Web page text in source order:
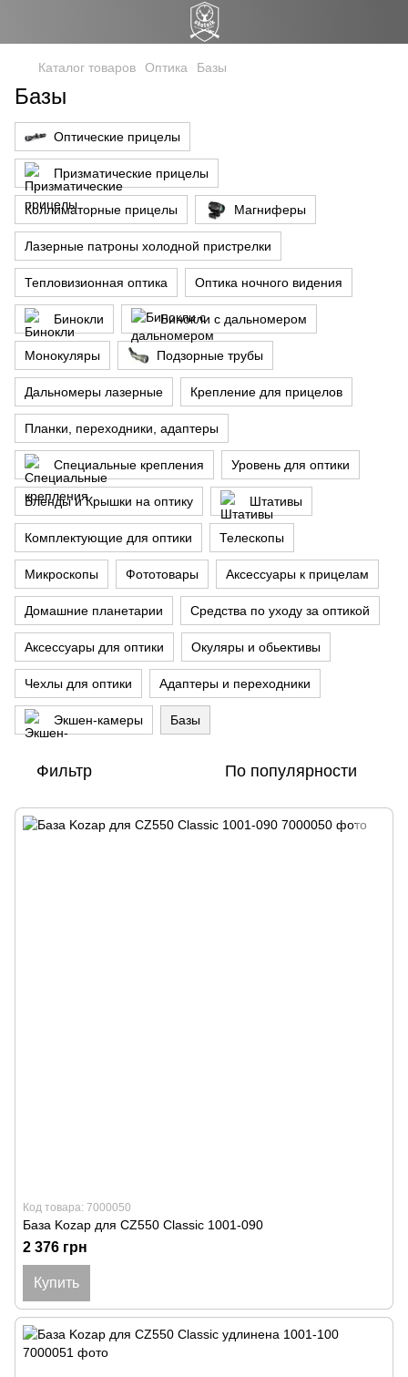
Каталог товаров Оптика Базы
Базы
Оптические прицелы
Призматические прицелы
Коллиматорные прицелы Магниферы
Лазерные патроны холодной пристрелки
Тепловизионная оптика Оптика ночного видения
Бинокли Бинокли с дальномером
Монокуляры Подзорные трубы
Дальномеры лазерные Крепление для прицелов
Планки, переходники, адаптеры
Специальные крепления Уровень для оптики
Бленды и Крышки на оптику Штативы
Комплектующие для оптики Телескопы
Микроскопы Фототовары Аксессуары к прицелам
Домашние планетарии Средства по уходу за оптикой
Аксессуары для оптики Окуляры и обьективы
Чехлы для оптики Адаптеры и переходники
Экшен-камеры Базы
Фильтр По популярности
Код товара: 7000050
База Kozap для CZ550 Classic 1001-090
2 376 грн
Купить